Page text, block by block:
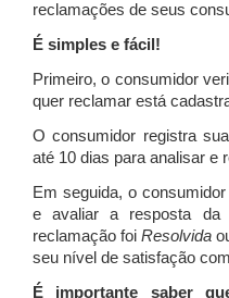
reclamações de seus
É simples e fácil!
Primeiro, o consumidor
quer reclamar está
O consumidor registra
até 10 dias para analisar e
Em seguida, o
e avaliar a resposta da
reclamação foiResolvida
seu nível de satisfação
É importante saber